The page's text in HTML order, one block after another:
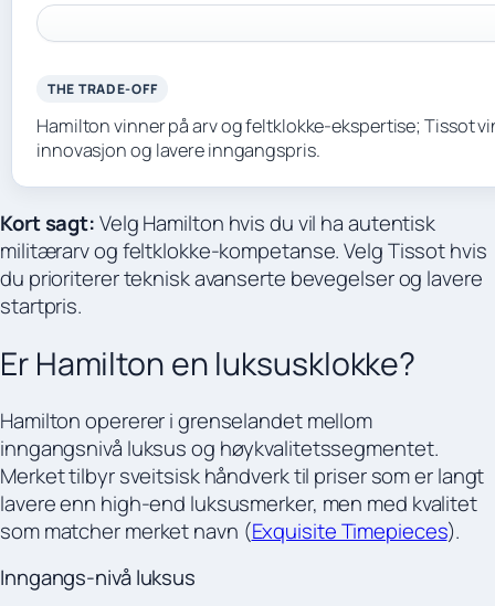
THE TRADE-OFF
Hamilton vinner på arv og feltklokke-ekspertise; Tissot
innovasjon og lavere inngangspris.
Kort sagt:Velg Hamilton hvis du vil ha autentisk
militærarv og feltklokke-kompetanse. Velg Tissot hvis
du prioriterer teknisk avanserte bevegelser og lavere
startpris.
Er Hamilton en luksusklokke?
Hamilton opererer i grenselandet mellom
inngangsnivå luksus og høykvalitetssegmentet.
Merket tilbyr sveitsisk håndverk til priser som er langt
lavere enn high-end luksusmerker, men med kvalitet
som matcher merket navn (Exquisite Timepieces).
Inngangs-nivå luksus